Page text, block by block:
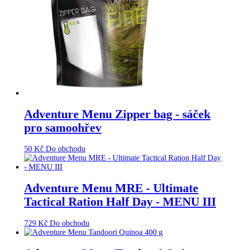
Adventure Menu Zipper bag - sáček
pro samoohřev
50 Kč Do obchodu
Adventure Menu MRE - Ultimate
Tactical Ration Half Day - MENU III
729 Kč Do obchodu